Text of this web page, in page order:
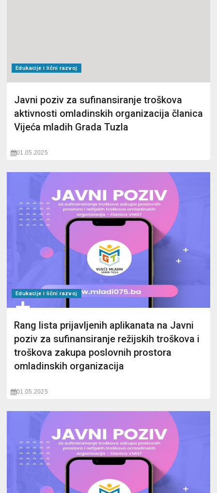
Edukacije i lični razvoj
Javni poziv za sufinansiranje troškova
aktivnosti omladinskih organizacija članica
Vijeća mladih Grada Tuzla
01.05.2025
Edukacije i lični razvoj
Rang lista prijavljenih aplikanata na Javni
poziv za sufinansiranje režijskih troškova i
troškova zakupa poslovnih prostora
omladinskih organizacija
01.05.2025